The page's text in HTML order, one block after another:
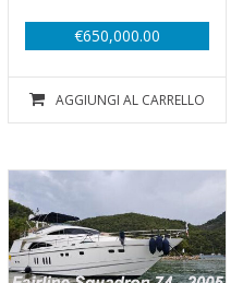
€650,000.00
AGGIUNGI AL CARRELLO